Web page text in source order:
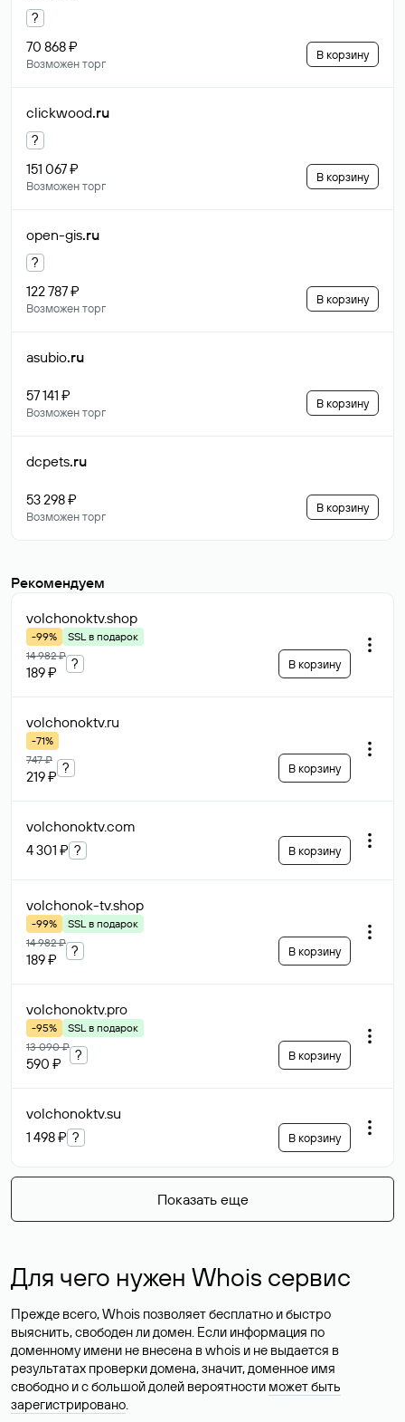
?
70 868 ₽
Возможен торг
В корзину
clickwood.ru
?
151 067 ₽
Возможен торг
В корзину
open-gis.ru
?
122 787 ₽
Возможен торг
В корзину
asubio.ru
57 141 ₽
Возможен торг
В корзину
dcpets.ru
53 298 ₽
Возможен торг
В корзину
Рекомендуем
volchonoktv.shop
-99%
SSL в подарок
14 982 ₽
189 ₽
? В корзину
volchonoktv.ru
-71%
747 ₽
219 ₽
? В корзину
volchonoktv.com
4 301 ₽ ? В корзину
volchonok-tv.shop
-99%
SSL в подарок
14 982 ₽
189 ₽
? В корзину
volchonoktv.pro
-95%
SSL в подарок
13 090 ₽
590 ₽
? В корзину
volchonoktv.su
1 498 ₽ ? В корзину
Показать еще
Для чего нужен Whois сервис
Прежде всего, Whois позволяет бесплатно и быстро
выяснить, свободен ли домен. Если информация по
доменному имени не внесена в whois и не выдается в
результатах проверки домена, значит, доменное имя
свободно и с большой долей вероятности может быть
зарегистрировано.